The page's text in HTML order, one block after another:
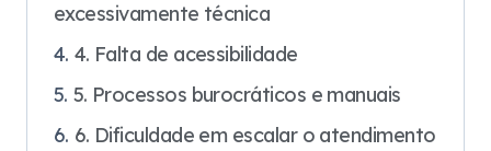
excessivamente técnica
4. Falta de acessibilidade
5. Processos burocráticos e manuais
6. Dificuldade em escalar o atendimento